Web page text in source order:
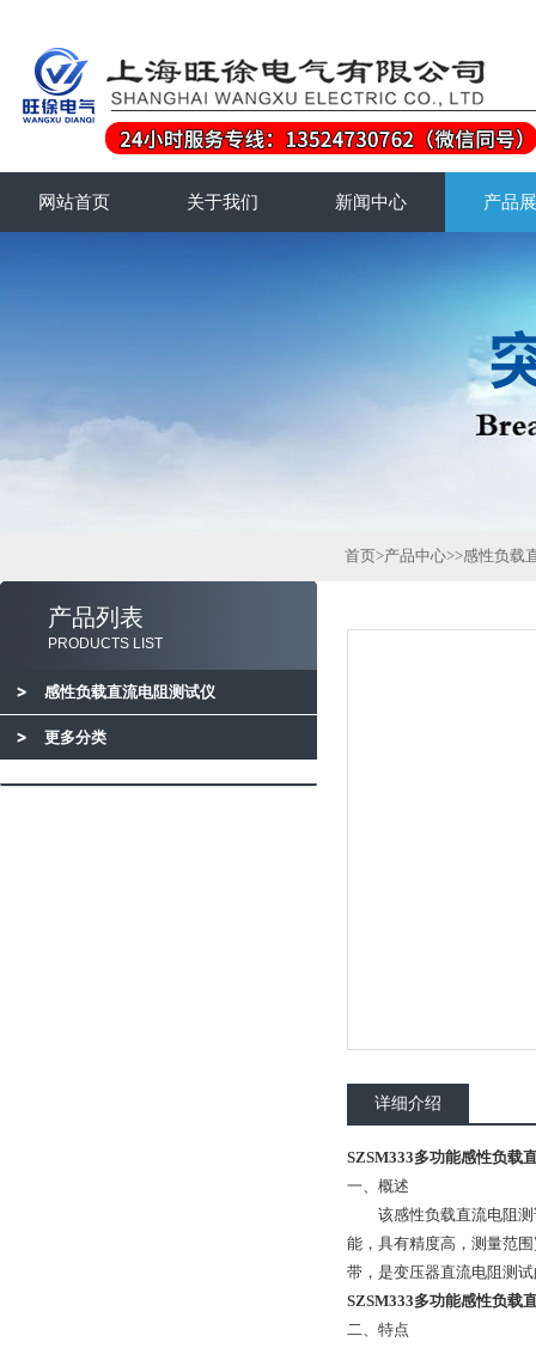
网站首页 关于我们 新闻中心 产品
产品列表
PRODUCTS LIST
感性负载直流电阻测试仪
更多分类
首页>产品中心>>感性负载
详细介绍
SZSM333多功能感性负载
一、概述
该感性负载直流电阻测
能，具有精度高，测量范
带，是变压器直流电阻测
SZSM333多功能感性负载
二、特点